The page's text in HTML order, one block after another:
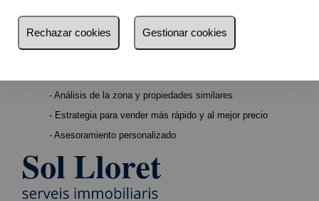
¿Por qué solicitar tu valoración con nosotros?
- Análisis de la zona y propiedades similares
- Estrategia para vender más rápido y al mejor precio
- Asesoramiento personalizado
Rechazar cookies Gestionar cookies